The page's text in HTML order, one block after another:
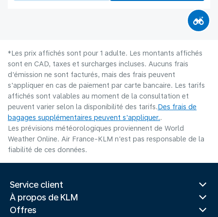
*Les prix affichés sont pour 1 adulte. Les montants affichés
sont en CAD, taxes et surcharges incluses. Aucuns frais
d'émission ne sont facturés, mais des frais peuvent
s'appliquer en cas de paiement par carte bancaire. Les tarifs
affichés sont valables au moment de la consultation et
peuvent varier selon la disponibilité des tarifs.Des frais de
bagages supplémentaires peuvent s'appliquer..
Les prévisions météorologiques proviennent de World
Weather Online. Air France-KLM n'est pas responsable de la
fiabilité de ces données.
Service client
À propos de KLM
Offres